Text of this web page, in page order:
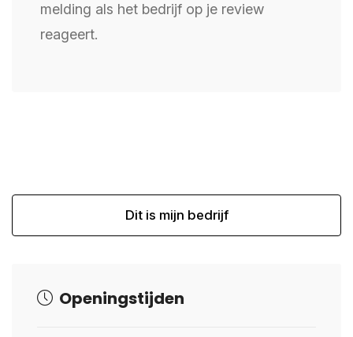
melding als het bedrijf op je review
reageert.
Dit is mijn bedrijf
Openingstijden